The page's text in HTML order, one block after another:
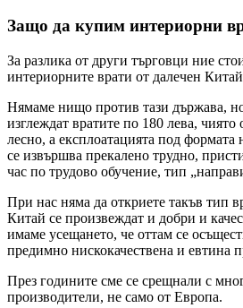
Защо да купим интериорни
За разлика от други търговци ние
интериорните врати от далечен
Нямаме нищо против тази държава,
изглеждат вратите по 180 лева, чиято
лесно, а експлоатацията под формата
се извършва прекалено трудно,
час по трудово обучение, тип
При нас няма да откриете такъв тип
Китай се произвеждат и добри и
имаме усещането, че оттам се
предимно нискокачествена и евтина
През годините сме се срещнали с
производители, не само от Европа.